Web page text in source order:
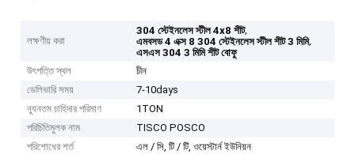
লক্ষণীয় করা
304 স্টেইনলেস স্টীল 4x8 শীট,
এমবসড 4 এক্স 8 304 স্টেইনলেস স্টীল শীট 3 মিমি,
এসএস 304 3 মিমি শীট বোফু
উৎপত্তি স্থল
চীন
ডেলিভারি সময়
7-10days
ন্যূনতম চাহিদার পরিমাণ
1TON
পরিচিতিমুলক নাম
TISCO POSCO
পরিশোধের শর্ত
এল / সি, টি / টি, ওয়েস্টার্ন ইউনিয়ন